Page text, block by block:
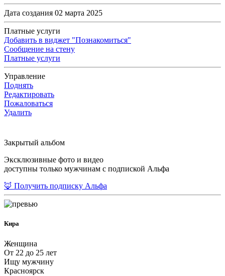
Дата создания 02 марта 2025
Платные услуги
Добавить в виджет "Познакомиться"
Сообщение на стену
Платные услуги
Управление
Поднять
Редактировать
Пожаловаться
Удалить
Закрытый альбом
Эксклюзивные фото и видео
доступны только мужчинам с подпиской Альфа
🦊 Получить подписку Альфа
Кира
Женщина
От 22 до 25 лет
Ищу мужчину
Красноярск